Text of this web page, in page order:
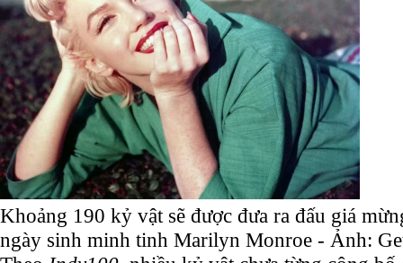
Khoảng 190 kỷ vật sẽ được đưa ra đấu giá
ngày sinh minh tinh Marilyn Monroe - Ảnh: